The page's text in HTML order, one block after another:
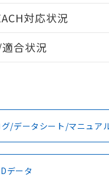
B: 50mm以上
さと材質による影響
ができます。
ログイン/会員登録
ータをご利用いただく前
使用条件
対応状況
意事項・凡例
注意事項・凡例
合状況
DNV型式承認
（ノルウェー
BV
（
グ/データシート/マニュア
データ